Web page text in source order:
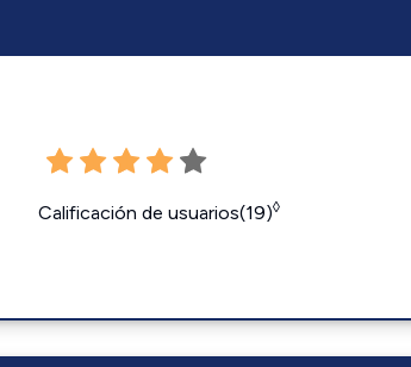
Calificación de usuarios(19)◊